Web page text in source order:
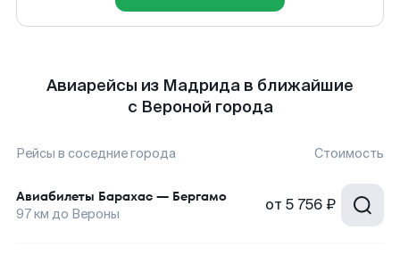
Авиарейсы из Мадрида в ближайшие
с Вероной города
Рейсы в соседние города Стоимость
Авиабилеты Барахас — Бергамо
97км до Вероны от 5 756 ₽